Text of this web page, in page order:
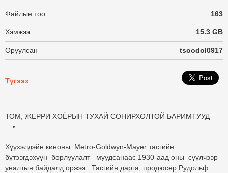
Файлын тоо 163
Хэмжээ 15.3 GB
Оруулсан tsoodol0917
Түгээх
ТОМ, ЖЕРРИ ХОЁРЫН ТУХАЙ СОНИРХОЛТОЙ БАРИМТУУД
Хүүхэлдэйн киноны Metro-Goldwyn-Mayer тасгийн
бүтээгдэхүүн борлуулалт муудсанаас 1930-аад оны сүүлчээр
уналтын байдалд оржээ. Тасгийн дарга, продюсер Рудольф